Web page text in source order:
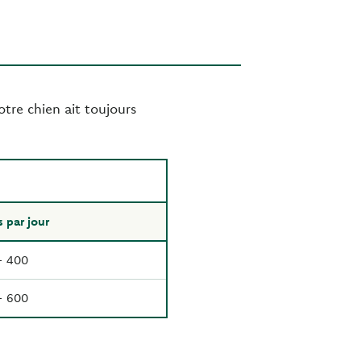
chien ait toujours
par jour
400
600